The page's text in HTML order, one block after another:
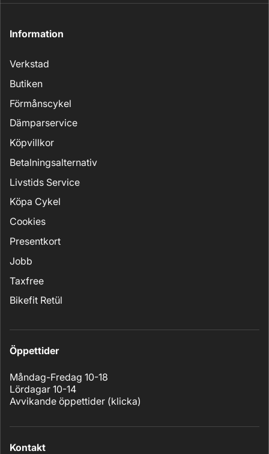
Information
Verkstad
Butiken
Förmånscykel
Dämparservice
Köpvillkor
Betalningsalternativ
Livstids Service
Köpa Cykel
Cookies
Presentkort
Jobb
Taxfree
Bikefit Retül
Öppettider
Måndag-Fredag 10-18
Lördagar 10-14
Avvikande öppettider (klicka)
Kontakt